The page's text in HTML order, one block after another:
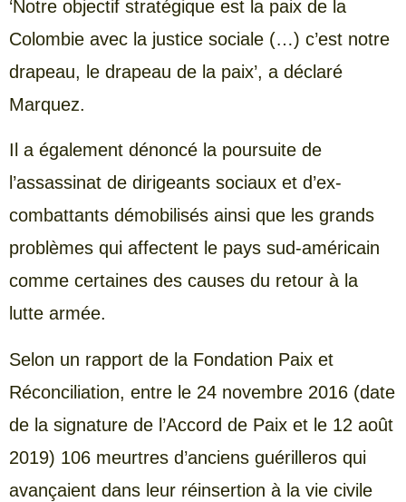
‘Notre objectif stratégique est la paix de la
Colombie avec la justice sociale (…) c’est notre
drapeau, le drapeau de la paix’, a déclaré
Marquez.
Il a également dénoncé la poursuite de
l’assassinat de dirigeants sociaux et d’ex-
combattants démobilisés ainsi que les grands
problèmes qui affectent le pays sud-américain
comme certaines des causes du retour à la
lutte armée.
Selon un rapport de la Fondation Paix et
Réconciliation, entre le 24 novembre 2016 (date
de la signature de l’Accord de Paix et le 12 août
2019) 106 meurtres d’anciens guérilleros qui
avançaient dans leur réinsertion à la vie civile